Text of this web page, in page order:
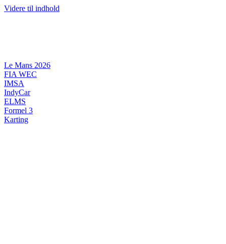
Videre til indhold
Le Mans 2026
FIA WEC
IMSA
IndyCar
ELMS
Formel 3
Karting